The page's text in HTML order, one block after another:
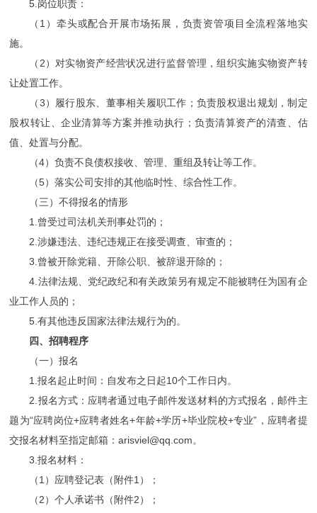
5.岗位职责：
（1）牵头或配合开展市场拓展，负责资管项目全流程落地实
施。
（2）对实物资产经营状况进行监督管理，组织实施实物资产转
让处置工作。
（3）履行股东、董事相关履职工作；负责股权退出规划，制定
股权转让、企业清算等方案并推动执行；负责清算资产的清查、估
值、处置与分配。
（4）负责不良债权接收、管理、重组及转让等工作。
（5）落实公司安排的其他临时性、综合性工作。
（三）不得报名的情形
1.曾受过司法机关刑事处罚的；
2.涉嫌违法、违纪违规正在接受调查、审查的；
3.曾被开除党籍、开除公职、被辞退开除的；
4.法律法规、党纪政纪和有关政策另有规定不能被聘任为国有企
业工作人员的；
5.有其他违反国家法律法规行为的。
四、招聘程序
（一）报名
1.报名起止时间：自发布之日起10个工作日内。
2.报名方式：应聘者通过电子邮件发送材料的方式报名，邮件主
题为“应聘岗位+应聘者姓名+年龄+学历+毕业院校+专业”，应聘者提
交报名材料至指定邮箱：arisviel@qq.com。
3.报名材料：
（1）应聘登记表（附件1）；
（2）个人承诺书（附件2）；